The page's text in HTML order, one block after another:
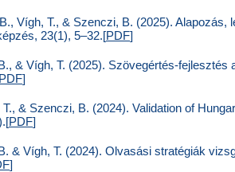
Vígh, T., & Szenczi, B. (2025).
23(1), 5–32.[PDF]
& Vígh, T. (2025). Szövegértés-fejlesztés
PDF]
& Szenczi, B. (2024). Validation of
PDF]
& Vígh, T. (2024). Olvasási stratégiák
]